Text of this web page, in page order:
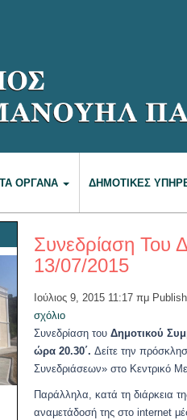
ΌΡΓΑΝΑ ΔΗΜΟΤΙΚΈΣ
Συνεδρίαση Του
13/07/2015
Ιούλιος 9, 2015 11:17 πμ
σχόλιο
Συνεδρίαση του Δημοτικού
ώρα 20.30΄. Δείτε την
Συνεδριάσεων» στο Κεντρικό
Παράλληλα, κατά τη διάρκεια
αναμετάδοσή της στο internet